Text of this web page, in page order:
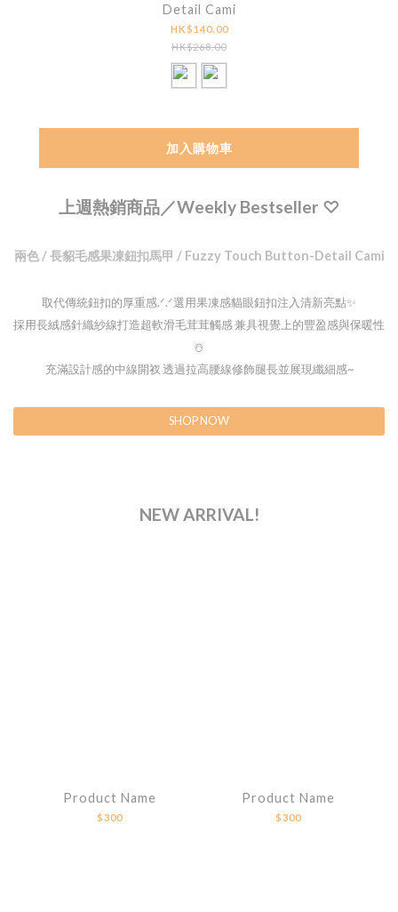
Detail Cami
HK$140.00
HK$268.00
加入購物車
上週熱銷商品／Weekly Bestseller ♡
兩色 / 長貂毛感果凍鈕扣馬甲 / Fuzzy Touch Button-Detail Cami
取代傳統鈕扣的厚重感.ᐟ.ᐟ選用果凍感貓眼鈕扣注入清新亮點✨
採用長絨感針織紗線打造超軟滑毛茸茸觸感 兼具視覺上的豐盈感與保暖性
☃️
充滿設計感的中線開衩 透過拉高腰線修飾腿長並展現纖細感~
SHOP NOW
NEW ARRIVAL!
Product Name
$300
Product Name
$300